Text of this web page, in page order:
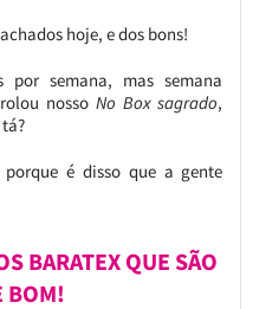
hoje, e dos bons!
semana, mas semana
nossoNo Box sagrado,
é disso que a gente
BARATEX QUE SÃO
BOM!